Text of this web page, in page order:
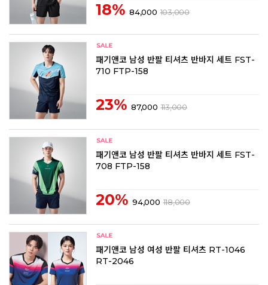
18% 84,000 103,000
패기앤코 남성 반팔 티셔츠 반바지 세트 FST-
710 FTP-158
23% 87,000 113,000
패기앤코 남성 반팔 티셔츠 반바지 세트 FST-
708 FTP-158
20% 94,000 118,000
패기앤코 남성 여성 반팔 티셔츠 RT-1046
RT-2046